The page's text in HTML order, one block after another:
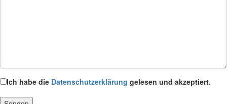
Ich habe die Datenschutzerklärung gelesen und akzeptiert.